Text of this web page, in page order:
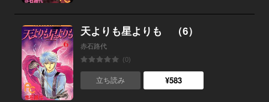
天よりも星よりも （6）
赤石路代
(0)
立ち読み ¥583